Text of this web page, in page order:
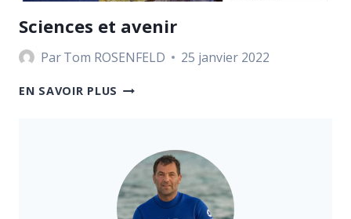
Sciences et avenir
ParTom ROSENFELD 25 janvier 2022
EN SAVOIR PLUS SCIENCES